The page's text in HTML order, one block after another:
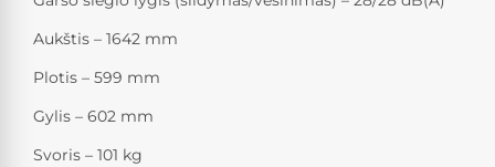
Aukštis – 1642 mm
Plotis – 599 mm
Gylis – 602 mm
Svoris – 101 kg